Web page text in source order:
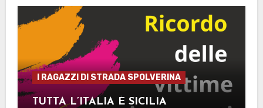
I RAGAZZI DI STRADA SPOLVERINA
TUTTA L’ITALIA È SICILIA